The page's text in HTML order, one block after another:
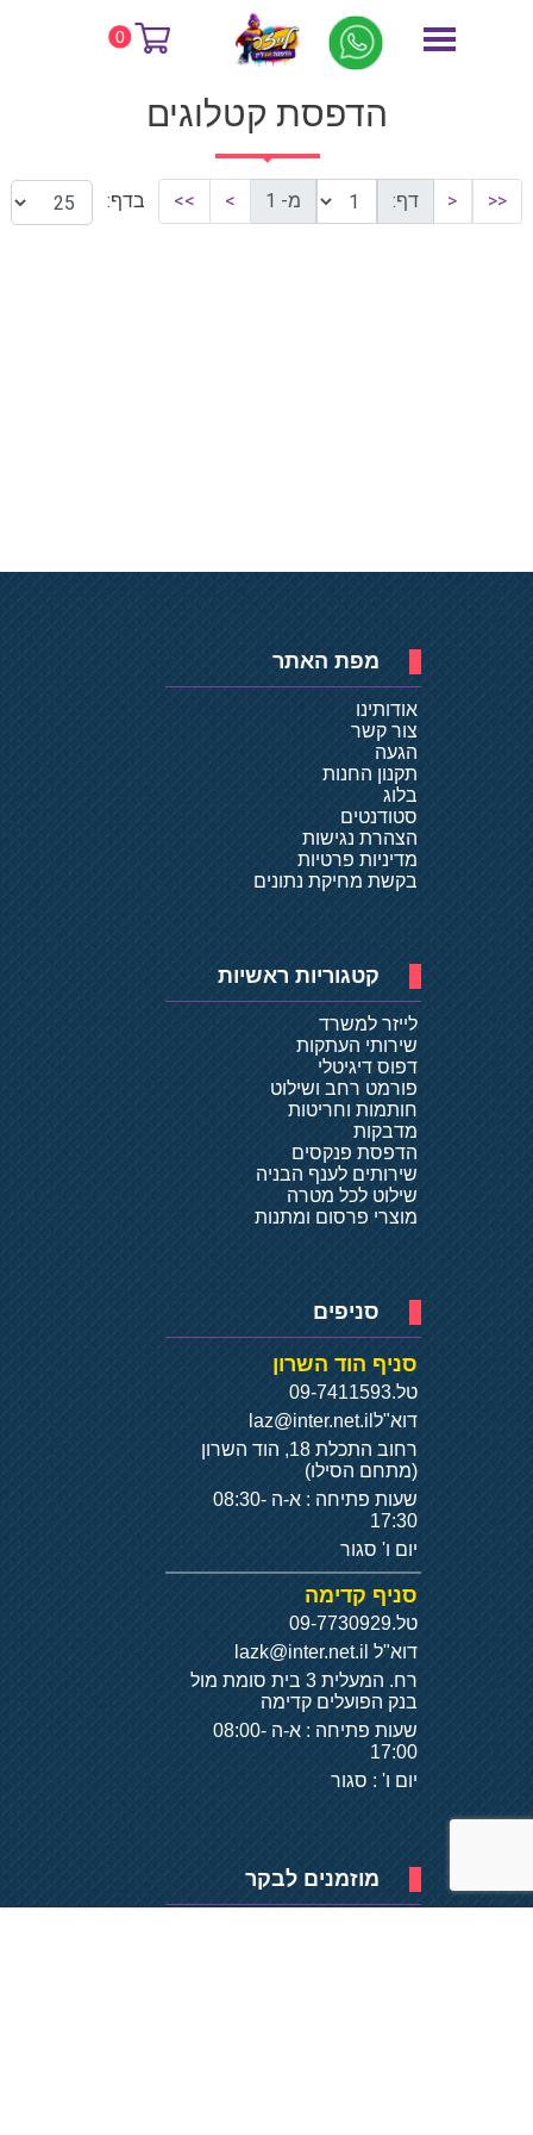
0 דף הבית הדפסת קטלוגים
הדפסת קטלוגים
<<
< דף: מ- 1 >
>> בדף:
מפת האתר
אודותינו
צור קשר
הגעה
תקנון החנות
בלוג
סטודנטים
הצהרת נגישות
מדיניות פרטיות
בקשת מחיקת נתונים
קטגוריות ראשיות
לייזר למשרד
שירותי העתקות
דפוס דיגיטלי
פורמט רחב ושילוט
חותמות וחריטות
מדבקות
הדפסת פנקסים
שירותים לענף הבניה
שילוט לכל מטרה
מוצרי פרסום ומתנות
סניפים
סניף הוד השרון
טל.09-7411593
דוא"ל laz@inter.net.il
רחוב התכלת 18, הוד השרון
(מתחם הסילו)
שעות פתיחה : א-ה 08:30-
17:30
יום ו' סגור
סניף קדימה
טל.09-7730929
דוא"ל
רח. המעלית 3 בית סומת מול
בנק הפועלים קדימה
שעות פתיחה : א-ה 08:00-
17:00
יום ו' : סגור
מוזמנים לבקר